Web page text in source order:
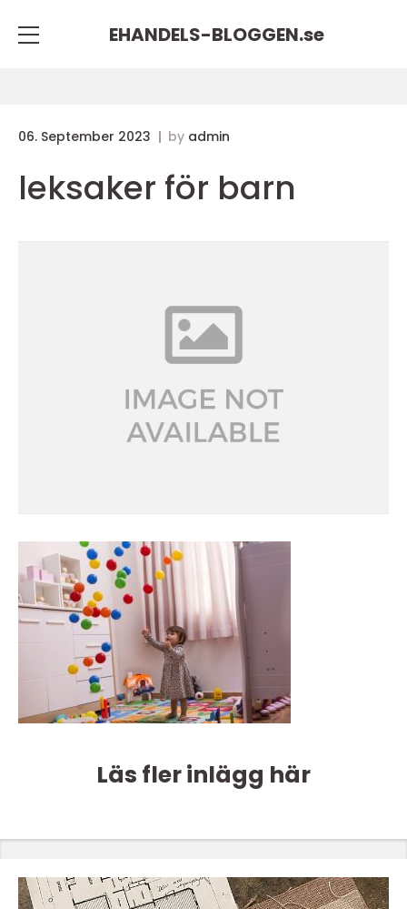
EHANDELS-BLOGGEN.se
06. September 2023 by admin
leksaker för barn
Läs fler inlägg här